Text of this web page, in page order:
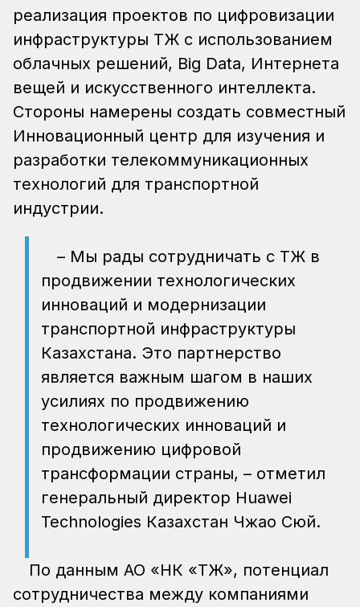
реализация проектов по цифровизации
инфраструктуры ҚТЖ с использованием
облачных решений, Big Data, Интернета
вещей и искусственного интеллекта.
Стороны намерены создать совместный
Инновационный центр для изучения и
разработки телекоммуникационных
технологий для транспортной
индустрии.
– Мы рады сотрудничать с ҚТЖ в
продвижении технологических
инноваций и модернизации
транспортной инфраструктуры
Казахстана. Это партнерство
является важным шагом в наших
усилиях по продвижению
технологических инноваций и
продвижению цифровой
трансформации страны, – отметил
генеральный директор Huawei
Technologies Казахстан Чжао Сюй.
По данным АО «НК «ҚТЖ», потенциал
сотрудничества между компаниями